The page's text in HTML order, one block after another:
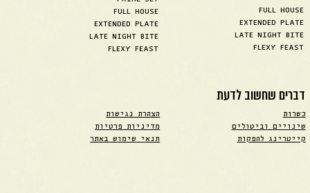
FULL HOUSE
EXTENDED PLATE
LATE NIGHT BITE
FLEXY FEAST
FULL HOUSE
EXTENDED PLATE
LATE NIGHT BITE
FLEXY FEAST
דברים שחשוב לדעת
כשרות
שינויים וביטולים
קייטרינג להפקות
הצהרת נגישות
מדיניות פרטיות
תנאי שימוש באתר